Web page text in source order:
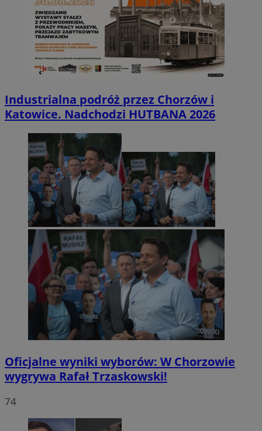
Industrialna podróż przez Chorzów i
Katowice. Nadchodzi HUTBANA 2026
Oficjalne wyniki wyborów: W Chorzowie
wygrywa Rafał Trzaskowski!
74